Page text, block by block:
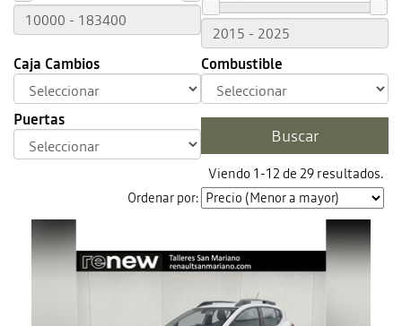
Caja Cambios Combustible
Puertas
Viendo 1-12 de 29 resultados.
Ordenar por: